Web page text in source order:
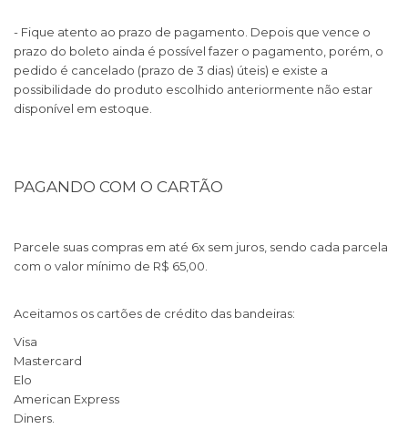
- Fique atento ao prazo de pagamento. Depois que vence o
prazo do boleto ainda é possível fazer o pagamento, porém, o
pedido é cancelado (prazo de 3 dias) úteis) e existe a
possibilidade do produto escolhido anteriormente não estar
disponível em estoque.
PAGANDO COM O CARTÃO
Parcele suas compras em até 6x sem juros, sendo cada parcela
com o valor mínimo de R$ 65,00.
Aceitamos os cartões de crédito das bandeiras:
Visa
Mastercard
Elo
American Express
Diners.